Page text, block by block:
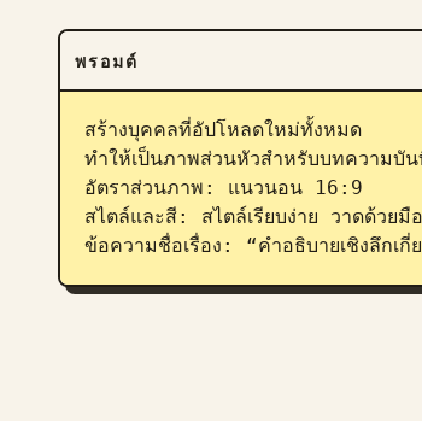
พรอมต์
สร้างบุคคลที่อัปโหลดใหม่ทั้งหมด
ทำให้เป็นภาพส่วนหัวสำหรับบทความ
อัตราส่วนภาพ: แนวนอน 16:9
สไตล์และสี: สไตล์เรียบง่าย วาดด้วยมื
ข้อความชื่อเรื่อง: “คำอธิบายเชิงลึก